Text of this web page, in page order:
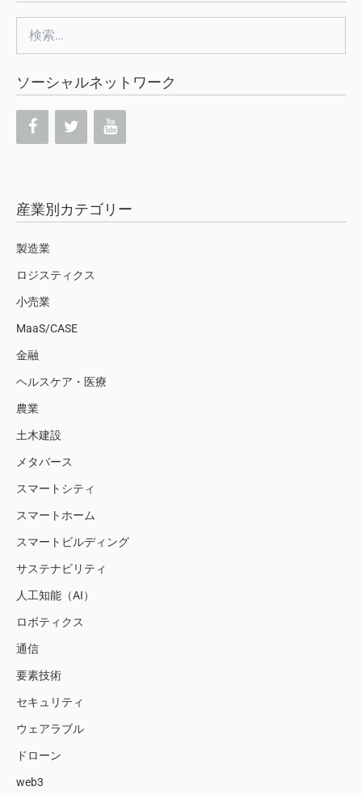
索:
ソーシャルネットワーク
産業別カテゴリー
製造業
ロジスティクス
小売業
MaaS/CASE
金融
ヘルスケア・医療
農業
土木建設
メタバース
スマートシティ
スマートホーム
スマートビルディング
サステナビリティ
人工知能（AI）
ロボティクス
通信
要素技術
セキュリティ
ウェアラブル
ドローン
web3